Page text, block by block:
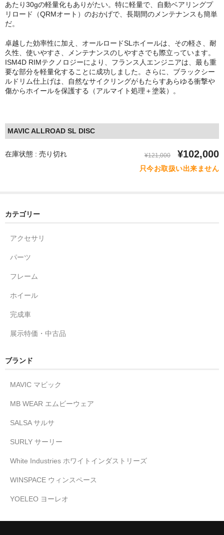
あたり30gの軽量化もありがたい。特に軽量で、自動ベアリングプ
リロード（QRMオート）のおかげで、長期間のメンテナンスも簡単
だ。
卓越した効率性に加え、オールロードSLホイールは、その軽さ、耐
久性、使いやすさ、メンテナンスのしやすさでも際立っています。
ISM4D RIMテクノロジーにより、フランス人エンジニアは、最も重
要な部分を軽量化することに成功しました。さらに、ブラックシー
ルドリム仕上げは、自然なサイクリングがもたらすあらゆる衝撃や
傷からホイールを保護する（アルマイト処理＋塗装）。
MAVIC ALLROAD SL DISC
在庫状態 : 売り切れ ¥121,000 ¥102,000
只今お取扱い出来ません
カテゴリー
アクセサリ
パーツ
フレーム
ホイール
完成車
展示特価・中古品
ブランド
MAVIC マビック
MB WEAR エムビーウェア
SALSA サルサ
SURLY サーリー
White Industries ホワイトインダストリーズ
WINSPACE ウィンスペース
YOELEO ヨーレオ